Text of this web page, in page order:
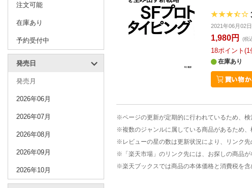
注文可能
在庫あり
予約受付中
発売日
発売月
2026年06月
2026年07月
2026年08月
2026年09月
2026年10月
2021年06月02
1,980円 (税
18ポイント 1
在庫あり
※ページの更新が定期的に行われているため、
※複数のジャンルに属している商品があるため、
※レビューの星の数は更新状況により、リンク先
※「楽天市場」のリンク先には、お探しの商品
※楽天ブックスでは商品の本体価格と消費税を